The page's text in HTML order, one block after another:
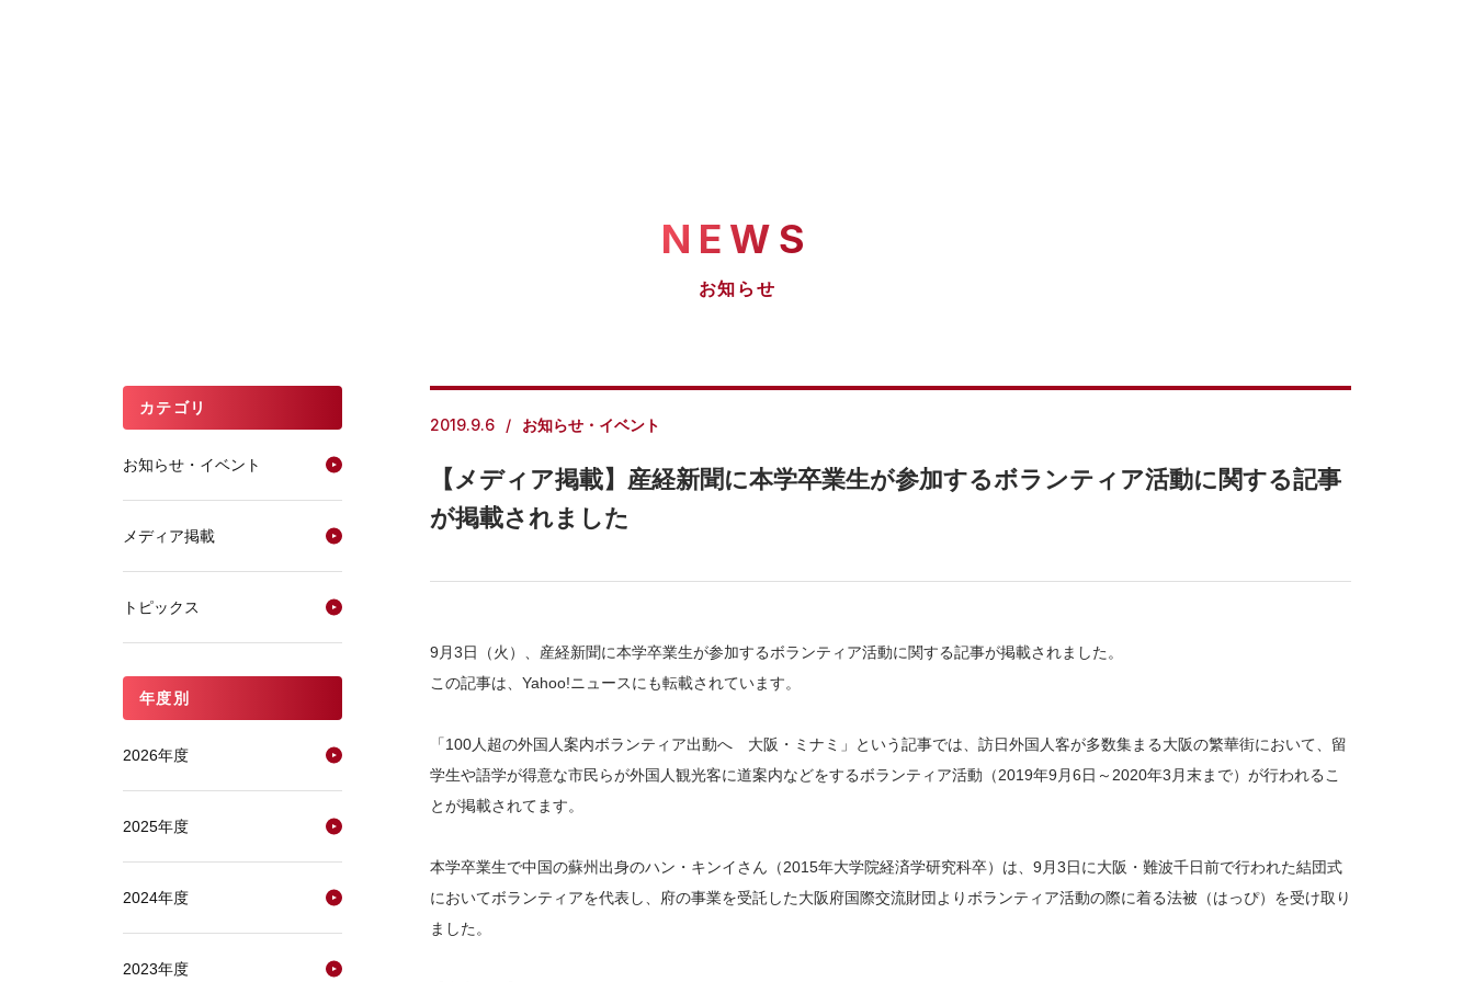
NEWS
お知らせ
2019.9.6 お知らせ・イベント
【メディア掲載】産経新聞に本学卒業生が参加するボランティア活動に関する記事
が掲載されました
9月3日（火）、産経新聞に本学卒業生が参加するボランティア活動に関する記事が掲載されました。
この記事は、Yahoo!ニュースにも転載されています。
「100人超の外国人案内ボランティア出動へ 大阪・ミナミ」という記事では、訪日外国人客が多数集まる大阪の繁華街において、留
学生や語学が得意な市民らが外国人観光客に道案内などをするボランティア活動（2019年9月6日～2020年3月末まで）が行われるこ
とが掲載されてます。
本学卒業生で中国の蘇州出身のハン・キンイさん（2015年大学院経済学研究科卒）は、9月3日に大阪・難波千日前で行われた結団式
においてボランティアを代表し、府の事業を受託した大阪府国際交流財団よりボランティア活動の際に着る法被（はっぴ）を受け取り
ました。
カテゴリ
お知らせ・イベント
メディア掲載
トピックス
年度別
2026年度
2025年度
2024年度
2023年度